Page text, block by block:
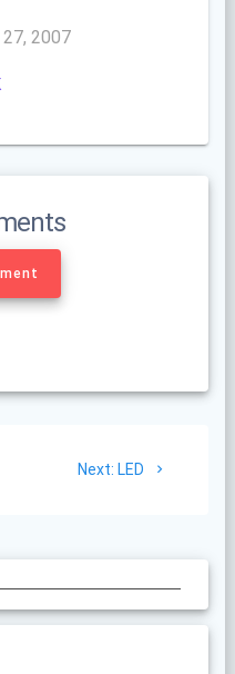
2007
Next: Next
LED